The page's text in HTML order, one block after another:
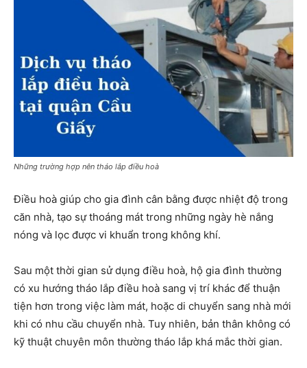
Những trường hợp nên tháo lắp điều hoà
Điều hoà giúp cho gia đình cân bằng được nhiệt độ trong
căn nhà, tạo sự thoáng mát trong những ngày hè nắng
nóng và lọc được vi khuẩn trong không khí.
Sau một thời gian sử dụng điều hoà, hộ gia đình thường
có xu hướng tháo lắp điều hoà sang vị trí khác để thuận
tiện hơn trong việc làm mát, hoặc di chuyển sang nhà mới
khi có nhu cầu chuyển nhà. Tuy nhiên, bản thân không có
kỹ thuật chuyên môn thường tháo lắp khá mắc thời gian.